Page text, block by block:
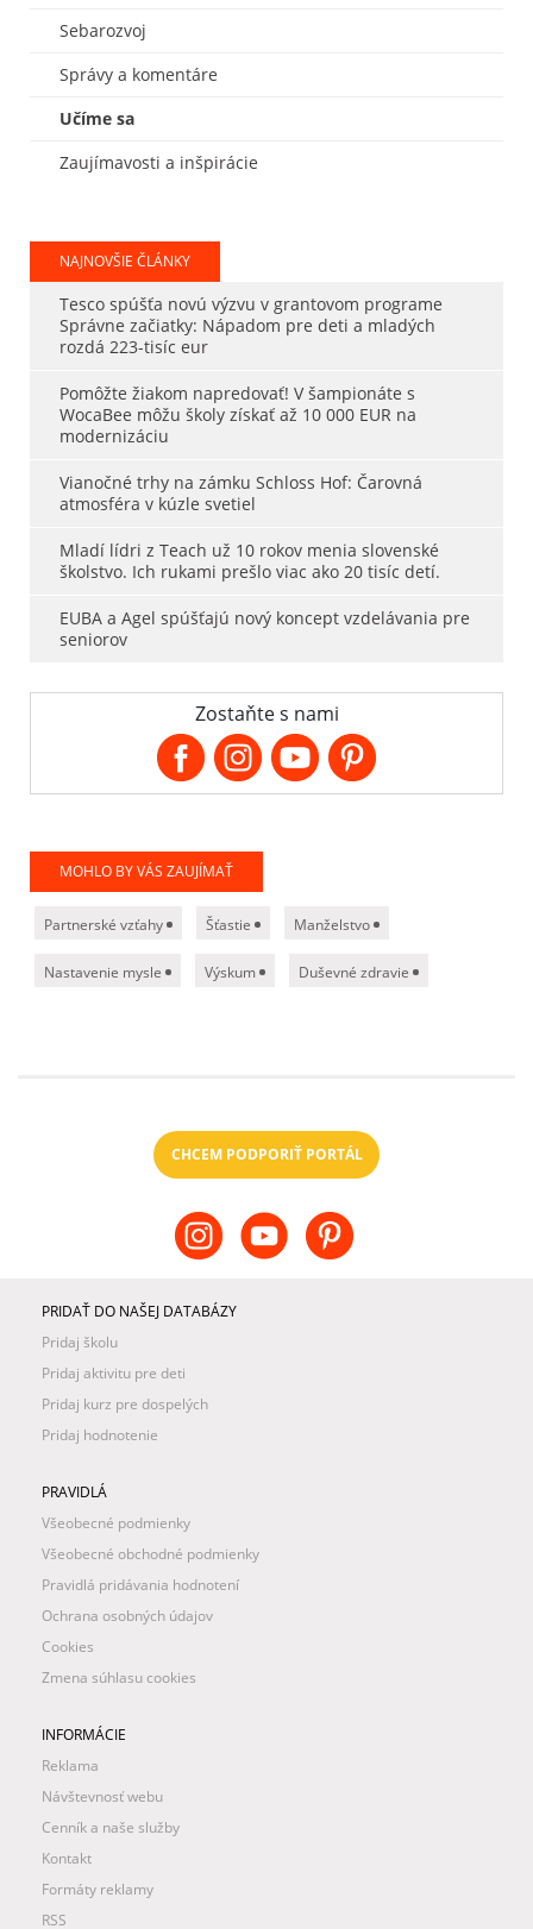
Sebarozvoj
Správy a komentáre
Učíme sa
Zaujímavosti a inšpirácie
NAJNOVŠIE ČLÁNKY
Tesco spúšťa novú výzvu v grantovom programe
Správne začiatky: Nápadom pre deti a mladých
rozdá 223-tisíc eur
Pomôžte žiakom napredovať! V šampionáte s
WocaBee môžu školy získať až 10 000 EUR na
modernizáciu
Vianočné trhy na zámku Schloss Hof: Čarovná
atmosféra v kúzle svetiel
Mladí lídri z Teach už 10 rokov menia slovenské
školstvo. Ich rukami prešlo viac ako 20 tisíc detí.
EUBA a Agel spúšťajú nový koncept vzdelávania pre
seniorov
Zostaňte s nami
MOHLO BY VÁS ZAUJÍMAŤ
Partnerské vzťahy Šťastie Manželstvo
Nastavenie mysle Výskum Duševné zdravie
CHCEM PODPORIŤ PORTÁL
PRIDAŤ DO NAŠEJ DATABÁZY
Pridaj školu
Pridaj aktivitu pre deti
Pridaj kurz pre dospelých
Pridaj hodnotenie
PRAVIDLÁ
Všeobecné podmienky
Všeobecné obchodné podmienky
Pravidlá pridávania hodnotení
Ochrana osobných údajov
Cookies
Zmena súhlasu cookies
INFORMÁCIE
Reklama
Návštevnosť webu
Cenník a naše služby
Kontakt
Formáty reklamy
RSS